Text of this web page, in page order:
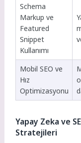
Schema
Markup ve
Featured
Snippet
Kullanımı
Mobil SEO ve
Hız
Optimizasyonu
Yapay Zeka ve
Stratejileri